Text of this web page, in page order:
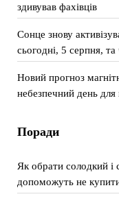
здивував фахівців
Сонце знову
сьогодні, 5 серпня,
Новий прогноз
небезпечний день
Поради
Як обрати солодкий і
допоможуть не